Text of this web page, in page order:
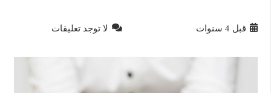
قبل 4 سنوات لا توجد تعليقات